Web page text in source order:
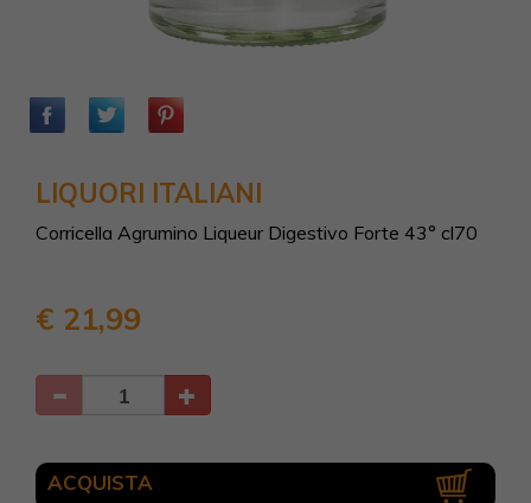
LIQUORI ITALIANI
Corricella Agrumino Liqueur Digestivo Forte 43° cl70
€ 21,99
ACQUISTA